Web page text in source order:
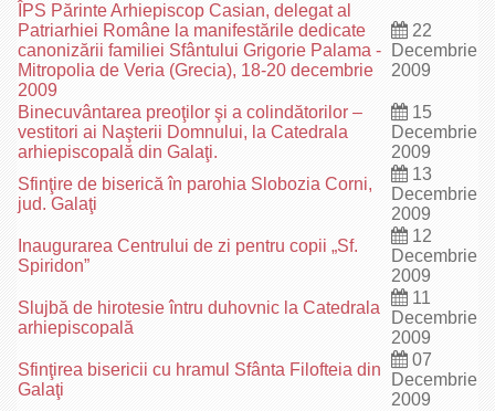
ÎPS Părinte Arhiepiscop Casian, delegat al
Patriarhiei Române la manifestările dedicate
canonizării familiei Sfântului Grigorie Palama -
Mitropolia de Veria (Grecia), 18-20 decembrie
2009
22
Decembrie
2009
Binecuvântarea preoţilor şi a colindătorilor –
vestitori ai Naşterii Domnului, la Catedrala
arhiepiscopală din Galaţi.
15
Decembrie
2009
Sfinţire de biserică în parohia Slobozia Corni,
jud. Galaţi
13
Decembrie
2009
Inaugurarea Centrului de zi pentru copii „Sf.
Spiridon”
12
Decembrie
2009
Slujbă de hirotesie întru duhovnic la Catedrala
arhiepiscopală
11
Decembrie
2009
Sfinţirea bisericii cu hramul Sfânta Filofteia din
Galaţi
07
Decembrie
2009